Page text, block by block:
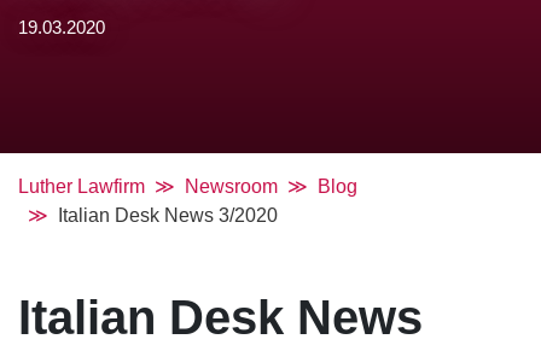
19.03.2020
Luther Lawfirm Newsroom
Blog
Italian Desk News 3/2020
Italian Desk News